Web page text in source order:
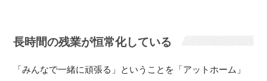
長時間の残業が恒常化している
「みんなで一緒に頑張る」ということを「アットホーム」